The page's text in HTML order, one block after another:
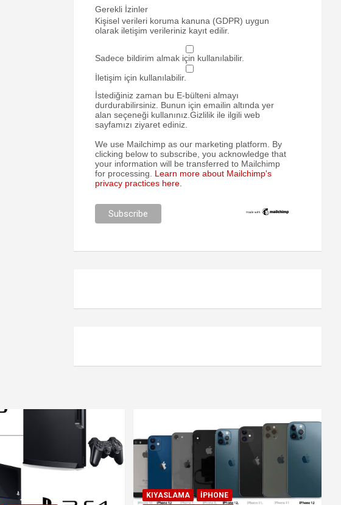
Gerekli İzinler
Kişisel verileri koruma kanuna (GDPR) uygun
olarak iletişim verileriniz kayıt edilir.
Sadece bildirim almak için kullanılabilir.
İletişim için kullanılabilir.
İstediğiniz zaman bu E-bülteni almayı
durdurabilirsiniz. Bunun için emailin altında yer
alan seçeneği kullanınız.Gizlilik ile ilgili web
sayfamızı ziyaret ediniz.
We use Mailchimp as our marketing platform. By
clicking below to subscribe, you acknowledge that
your information will be transferred to Mailchimp
for processing. Learn more about Mailchimp's
privacy practices here.
KIYASLAMA
IPHONE